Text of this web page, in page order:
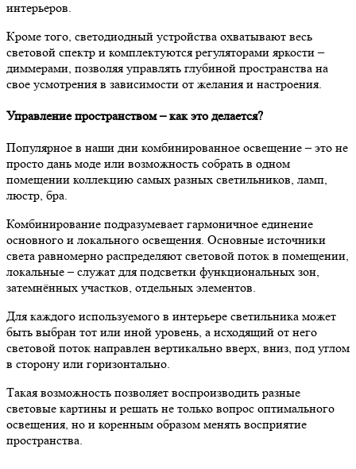
интерьеров.
Кроме того, светодиодный устройства охватывают весь
световой спектр и комплектуются регуляторами яркости –
диммерами, позволяя управлять глубиной пространства на
свое усмотрения в зависимости от желания и настроения.
Управление пространством – как это делается?
Популярное в наши дни комбинированное освещение – это не
просто дань моде или возможность собрать в одном
помещении коллекцию самых разных светильников, ламп,
люстр, бра.
Комбинирование подразумевает гармоничное единение
основного и локального освещения. Основные источники
света равномерно распределяют световой поток в помещении,
локальные – служат для подсветки функциональных зон,
затемнённых участков, отдельных элементов.
Для каждого используемого в интерьере светильника может
быть выбран тот или иной уровень, а исходящий от него
световой поток направлен вертикально вверх, вниз, под углом
в сторону или горизонтально.
Такая возможность позволяет воспроизводить разные
световые картины и решать не только вопрос оптимального
освещения, но и коренным образом менять восприятие
пространства.